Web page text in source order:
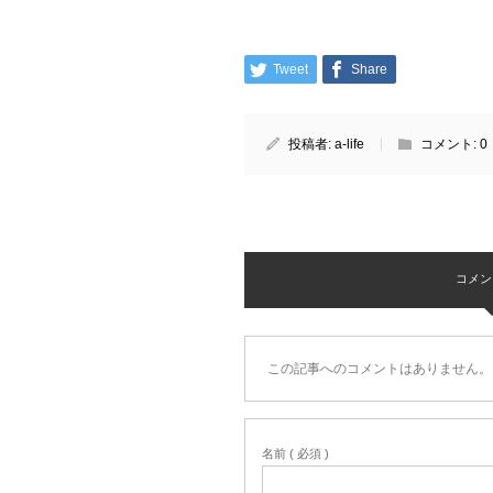
Tweet Share
投稿者: a-life コメント: 0
コメ
この記事へのコメントはありません。
名前 ( 必須 )